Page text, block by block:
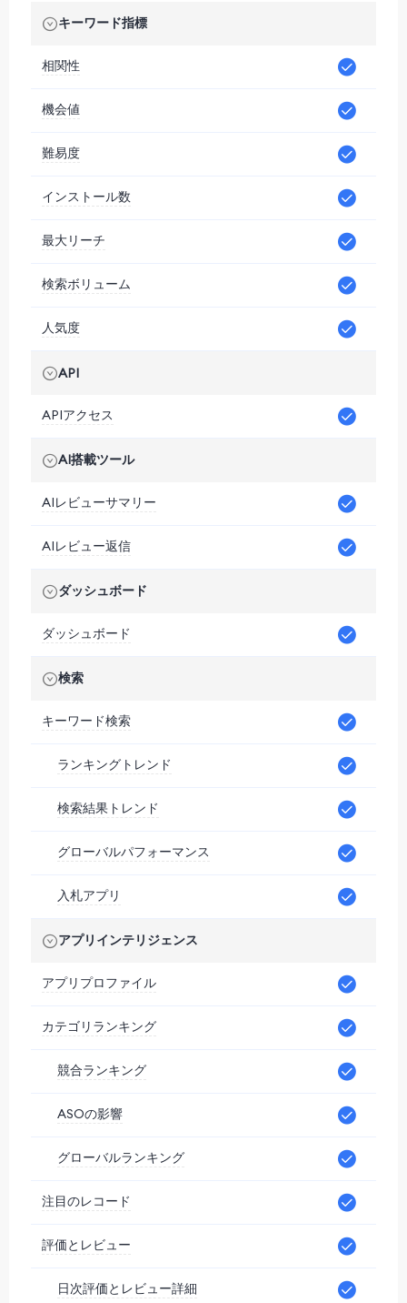
キーワード指標
相関性
機会値
難易度
インストール数
最大リーチ
検索ボリューム
人気度
API
APIアクセス
AI搭載ツール
AIレビューサマリー
AIレビュー返信
ダッシュボード
ダッシュボード
検索
キーワード検索
ランキングトレンド
検索結果トレンド
グローバルパフォーマンス
入札アプリ
アプリインテリジェンス
アプリプロファイル
カテゴリランキング
競合ランキング
ASOの影響
グローバルランキング
注目のレコード
評価とレビュー
日次評価とレビュー詳細